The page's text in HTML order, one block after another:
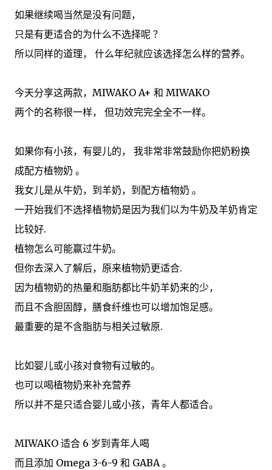
如果继续喝当然是没有问题，
只是有更适合的为什么不选择呢 ？
所以同样的道理， 什么年纪就应该选择怎么样的营养。
今天分享这两款，MIWAKO A+ 和 MIWAKO
两个的名称很一样， 但功效完完全全不一样。
如果你有小孩，有婴儿的， 我非常非常鼓励你把奶粉换
成配方植物奶 。
我女儿是从牛奶，到羊奶，到配方植物奶 。
一开始我们不选择植物奶是因为我们以为牛奶及羊奶肯定
比较好.
植物怎么可能赢过牛奶。
但你去深入了解后，原来植物奶更适合.
因为植物奶的热量和脂肪都比牛奶羊奶来的少，
而且不含胆固醇，膳食纤维也可以增加饱足感。
最重要的是不含脂肪与相关过敏原.
比如婴儿或小孩对食物有过敏的。
也可以喝植物奶来补充营养
所以并不是只适合婴儿或小孩，青年人都适合。
MIWAKO 适合 6 岁到青年人喝
而且添加 Omega 3-6-9 和 GABA 。